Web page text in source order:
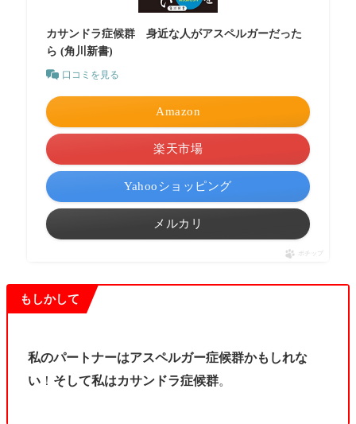
カサンドラ症候群 身近な人がアスペルガーだった
ら (角川新書)
口コミを見る
Amazon
楽天市場
Yahooショッピング
メルカリ
ポチップ
もしかして
私のパートナーはアスペルガー症候群かもしれな
い ！ そして私はカサンドラ症候群。